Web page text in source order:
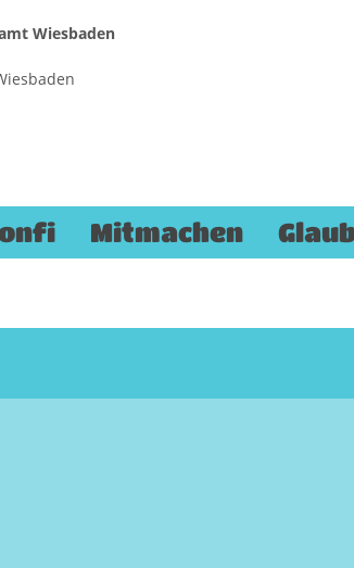
Wiesbaden
Mitmachen
Eher still und
frühen
Einen kurzen